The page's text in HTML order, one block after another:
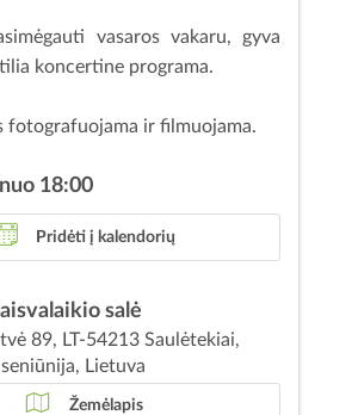
vasaros vakaru, gyva
koncertine programa.
fotografuojama ir filmuojama.
18:00
Pridėti į kalendorių
salė
89, LT-54213 Saulėtekiai,
Lietuva
Žemėlapis